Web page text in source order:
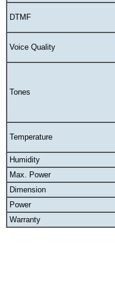
DTMF
Voice Quality
Tones
Temperature
Humidity
Max. Power
Dimension
Power
Warranty